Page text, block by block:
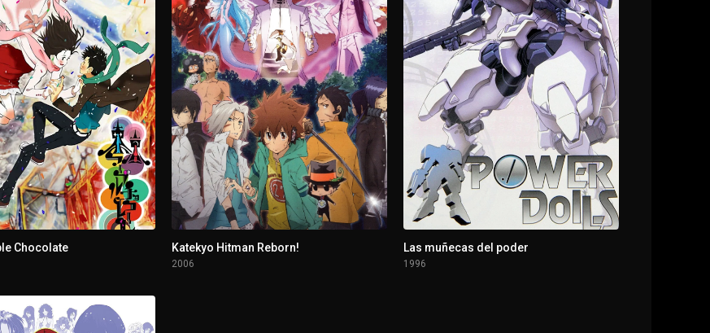
Chocolate Katekyo Hitman Reborn!
2006
Las muñecas del poder
1996